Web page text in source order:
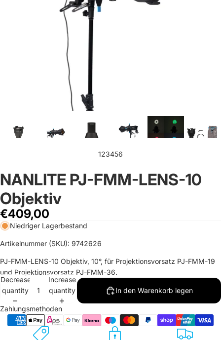
123456
NANLITE PJ-FMM-LENS-10
Objektiv
€409,00
Niedriger Lagerbestand
Artikelnummer (SKU): 9742626
PJ-FMM-LENS-10 Objektiv, 10°, für Projektionsvorsatz PJ-FMM-19
und Projektionsvorsatz PJ-FMM-36.
Decrease
quantity
Increase
quantity
In den Warenkorb legen
Zahlungsmethoden